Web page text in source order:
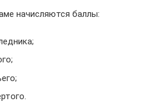
начисляются баллы: